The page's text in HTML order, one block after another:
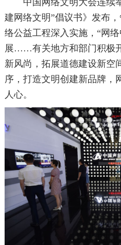
建网络文明”倡议书》发布
络公益工程深入实施，“网
展……有关地方和部门积极
新风尚，拓展道德建设新空
序，打造文明创建新品牌，
人心。